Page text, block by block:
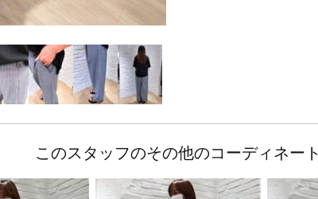
このスタッフのその他のコーディネート